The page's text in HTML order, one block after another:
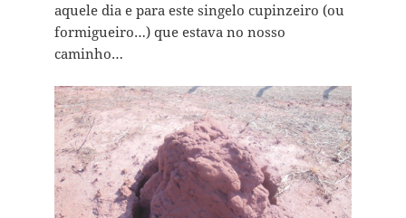
aquele dia e para este singelo cupinzeiro (ou
formigueiro…) que estava no nosso
caminho…